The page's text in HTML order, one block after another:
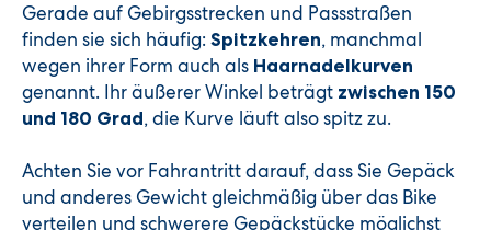
Gerade auf Gebirgsstrecken und Passstraßen
finden sie sich häufig: Spitzkehren, manchmal
wegen ihrer Form auch als Haarnadelkurven
genannt. Ihr äußerer Winkel beträgt zwischen 150
und 180 Grad, die Kurve läuft also spitz zu.
Achten Sie vor Fahrantritt darauf, dass Sie Gepäck
und anderes Gewicht gleichmäßig über das Bike
verteilen und schwerere Gepäckstücke möglichst